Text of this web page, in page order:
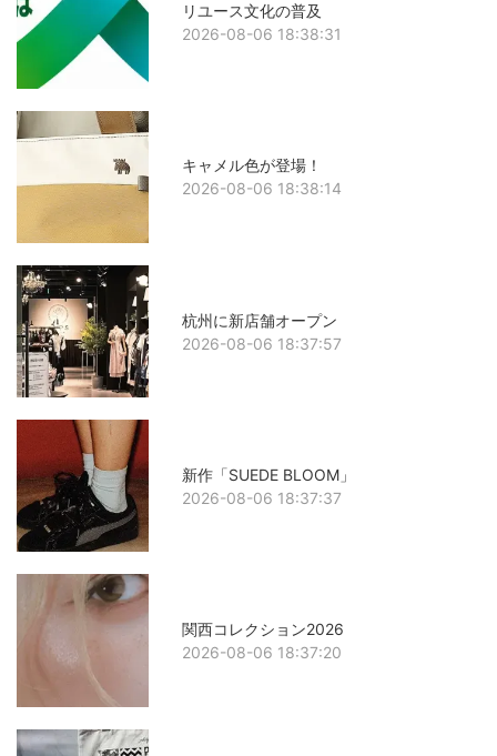
リユース文化の普及
2026-08-06 18:38:31
キャメル色が登場！
2026-08-06 18:38:14
杭州に新店舗オープン
2026-08-06 18:37:57
新作「SUEDE BLOOM」
2026-08-06 18:37:37
関西コレクション2026
2026-08-06 18:37:20